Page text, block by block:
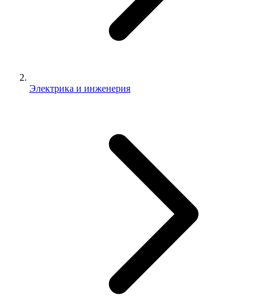
Электрика и инженерия